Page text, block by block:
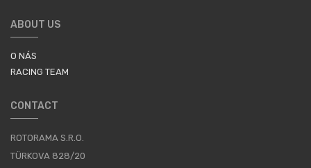
ABOUT US
O NÁS
RACING TEAM
CONTACT
ROTORAMA S.R.O.
TÜRKOVA 828/20